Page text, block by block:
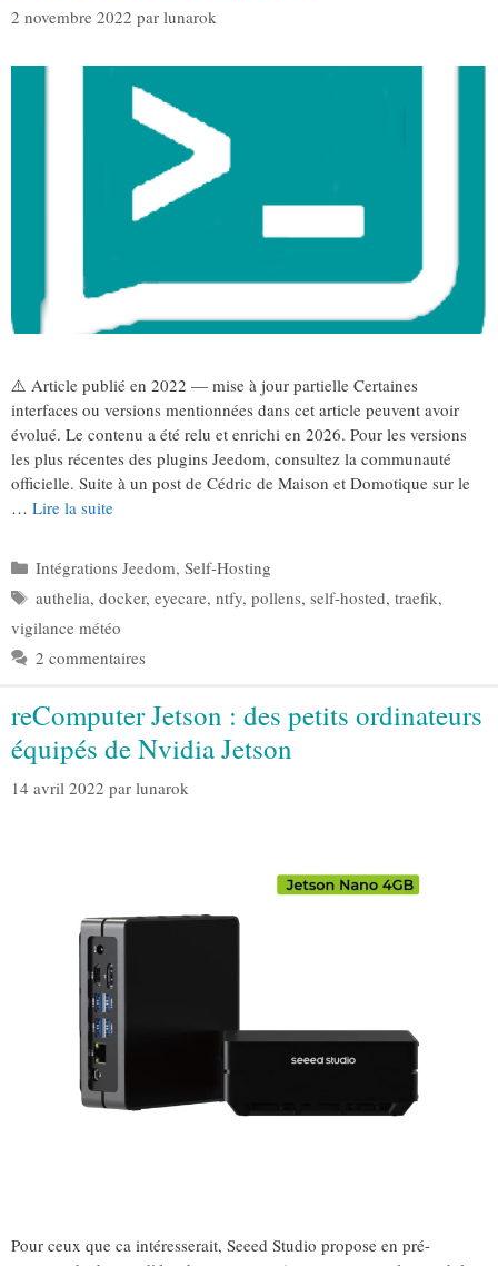
2 novembre 2022 par lunarok
⚠️ Article publié en 2022 — mise à jour partielle Certaines
interfaces ou versions mentionnées dans cet article peuvent avoir
évolué. Le contenu a été relu et enrichi en 2026. Pour les versions
les plus récentes des plugins Jeedom, consultez la communauté
officielle. Suite à un post de Cédric de Maison et Domotique sur le
… Lire la suite
Catégories
Intégrations Jeedom, Self-Hosting
Étiquettes
authelia, docker, eyecare, ntfy, pollens, self-hosted, traefik,
vigilance météo
2 commentaires
reComputer Jetson : des petits ordinateurs
équipés de Nvidia Jetson
14 avril 2022 par lunarok
Pour ceux que ca intéresserait, Seeed Studio propose en pré-